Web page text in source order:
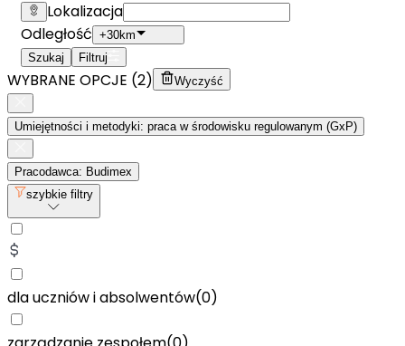
Lokalizacja
Odległość +30km
Szukaj
Filtruj
WYBRANE OPCJE (2) Wyczyść
Umiejętności i metodyki: praca w środowisku regulowanym (GxP)
Pracodawca: Budimex
szybkie filtry
dla uczniów i absolwentów(0)